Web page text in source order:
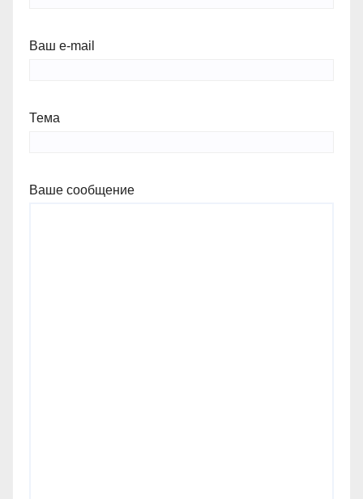
Ваш e-mail
Тема
Ваше сообщение